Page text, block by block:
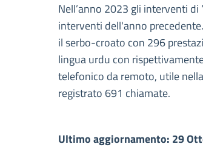
Nell’anno 2023 gli interventi
interventi dell'anno
il serbo-croato con 296
lingua urdu con
telefonico da remoto, utile
registrato 691 chiamate.
Ultimo aggiornamento: 29